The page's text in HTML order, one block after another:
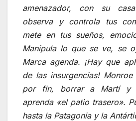
amenazador, con su
observa y controla tus
mete en tus sueños,
Manipula lo que se ve, se
Marca agenda. ¡Hay que
de las insurgencias!
por fin, borrar a Martí y
aprenda «el patio trasero».
hasta la Patagonia y la